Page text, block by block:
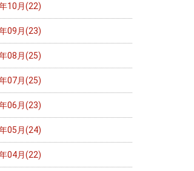
10月(22)
09月(23)
08月(25)
07月(25)
06月(23)
05月(24)
04月(22)